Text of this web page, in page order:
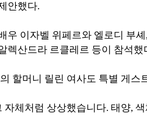
안했다.
이자벨 위페르와 엘로디 부
렉산드라 르클레르 등이 참석했
할머니 릴린 여사도 특별 게스
체처럼 상상했습니다. 태양,